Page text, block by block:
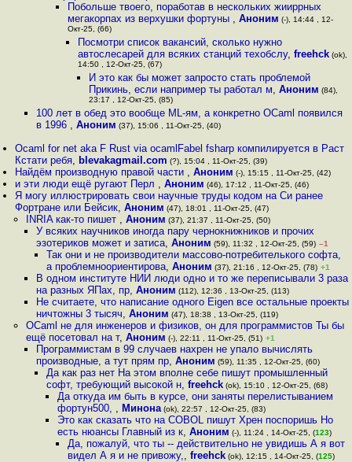
Побольше твоего, поработав в нескольких жииррных
мегакорпах из верхушки фортуны , Аноним (-), 14:44 , 12-
Окт-25, (66)
Посмотри список вакансий, сколько нужно
автослесарей для всяких станций техобслу,freehck (ok),
14:50 , 12-Окт-25, (67)
И это как бы может запросто стать проблемой
Прикинь, если например ты работал м, Аноним (84),
23:17 , 12-Окт-25, (85)
100 лет в обед это вообще ML-ям, а конкретно OCaml появился
в 1996 , Аноним (37), 15:06 , 11-Окт-25, (40)
Ocaml for net aka F Rust via ocamlFabel fsharp компилируется в Раст
Кстати ребя, blevakagmail.com (?), 15:04 , 11-Окт-25, (39)
Найдём производную правой части ,Аноним (-), 15:15 , 11-Окт-25, (42)
и эти люди ещё ругают Перл ,Аноним (46), 17:12 , 11-Окт-25, (46)
Я могу иллюстрировать свои научные труды кодом на Си ранее
Фортране или Бейсик,Аноним (47), 18:01 , 11-Окт-25, (47)
INRIA как-то пишет , Аноним (37), 21:37 , 11-Окт-25, (50)
У всяких научников иногда пару чернокнижников и прочих
эзотериков может и затиса, Аноним (59), 11:32 , 12-Окт-25, (59) –1
Так они и не производители массово-потребителького софта,
а проблемноориентирова,Аноним (37), 21:16 , 12-Окт-25, (78) +1
В одном институте НИИ люди одно и то же переписывали 3 раза
на разных ЯПах, пр, Аноним (112), 12:36 , 13-Окт-25, (113)
Не считаете, что написание одного Eigen все остальные проекты
ничтожны 3 тысяч, Аноним (47), 18:38 , 13-Окт-25, (119)
OCaml не для инженеров и физиков, он для программистов Ты бы
ещё посетовал на т, Аноним (-), 22:11 , 11-Окт-25, (51) +1
Программистам в 99 случаев нахрен не упало вычислять
производные, а тут прям пр, Аноним (59), 11:35 , 12-Окт-25, (60)
Да как раз нет На этом вполне себе пишут промышленный
софт, требующий высокой н,freehck (ok), 15:10 , 12-Окт-25, (68)
Да откуда им быть в курсе, они заняты перелистыванием
фортун500, , Минона(ok), 22:57 , 12-Окт-25, (83)
Это как сказать что на COBOL пишут Хрен поспоришь Но
есть нюансы Главный из к, Аноним (-), 11:24 , 14-Окт-25, (123)
Да, пожалуй, что ты -- действительно не увидишь А я вот
видел А я и не привожу,, freehck(ok), 12:15 , 14-Окт-25, (125)